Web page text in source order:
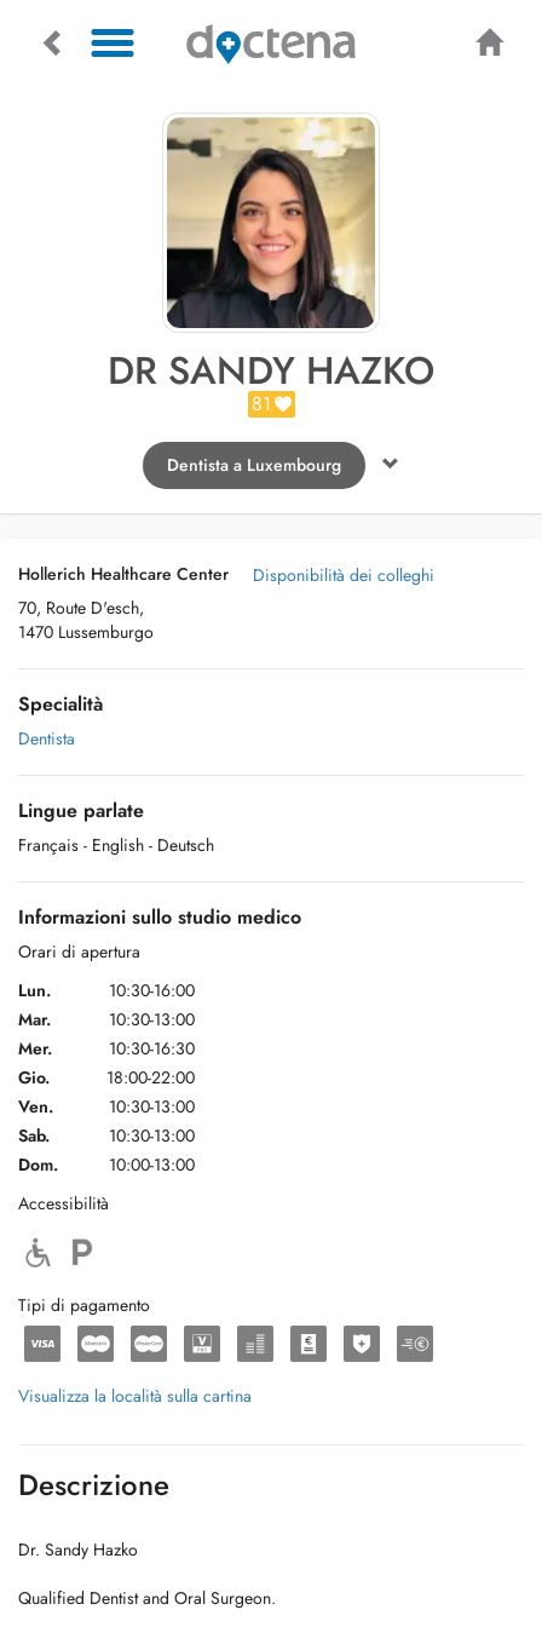
DR SANDY HAZKO
81
Dentista a Luxembourg
Hollerich Healthcare Center
70, Route D'esch,
1470 Lussemburgo
Disponibilità dei colleghi
Specialità
Dentista
Lingue parlate
Français - English - Deutsch
Informazioni sullo studio medico
Orari di apertura
Lun.
10:30-16:00
Mar.
10:30-13:00
Mer.
10:30-16:30
Gio.
18:00-22:00
Ven.
10:30-13:00
Sab.
10:30-13:00
Dom.
10:00-13:00
Accessibilità
Tipi di pagamento
Visualizza la località sulla cartina
Descrizione
Dr. Sandy Hazko
Qualified Dentist and Oral Surgeon.